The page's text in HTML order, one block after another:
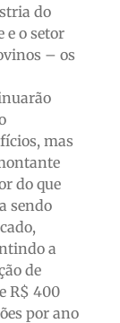
do
e o setor
– os
mas
do que
sendo
a
de
R$ 400
por ano